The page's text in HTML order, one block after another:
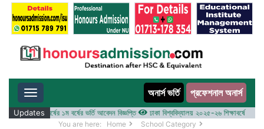
Toggle navigation অনার্স ভর্তি প্রফেশনাল অনার্স
Updates
২৬ শিক্ষাবর্ষের ১ম বর্ষের ভর্তি আবেদন বিজ্ঞপ্তি ঢাকা বিশ্ববিদ্যালয় ২০২৫-২৬ শিক্ষাবর্ষে
You are here: Home
School Category